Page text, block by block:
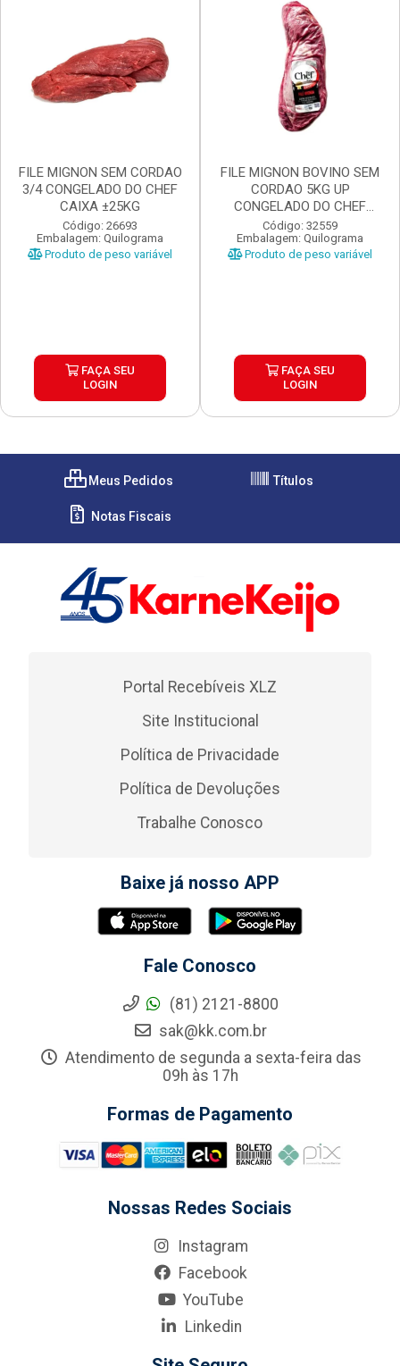
FILE MIGNON SEM CORDAO
3/4 CONGELADO DO CHEF
CAIXA ±25KG
Código: 26693
Embalagem: Quilograma
Produto de peso variável
FAÇA SEU
LOGIN
FILE MIGNON BOVINO SEM
CORDAO 5KG UP
CONGELADO DO CHEF
CAIX...
Código: 32559
Embalagem: Quilograma
Produto de peso variável
FAÇA SEU
LOGIN
Meus Pedidos Títulos
Notas Fiscais
Portal Recebíveis XLZ
Site Institucional
Política de Privacidade
Política de Devoluções
Trabalhe Conosco
Baixe já nosso APP
Fale Conosco
(81) 2121-8800
sak@kk.com.br
Atendimento de segunda a sexta-feira das
09h às 17h
Formas de Pagamento
Nossas Redes Sociais
Instagram
Facebook
YouTube
Linkedin